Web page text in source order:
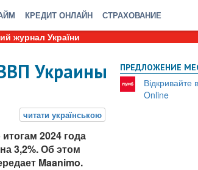
КРЕДИТ ОНЛАЙН СТРАХОВАНИЕ
журнал України
Украины
2024 года
3,2%. Об этом
Maanimo.
ПРЕДЛОЖЕНИЕ
Online